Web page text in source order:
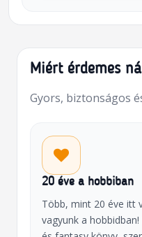
Miért érdemes
Gyors, biztonságos
20 éve a hobbiban
Több, mint 20 éve itt
vagyunk a